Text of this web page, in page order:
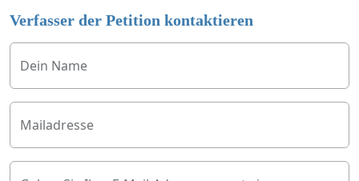
Verfasser der Petition kontaktieren
Dein Name
Mailadresse